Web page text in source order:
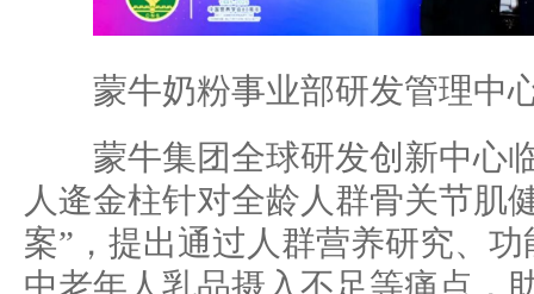
蒙牛奶粉事业部研发管理中
蒙牛集团全球研发创新中心
人逄金柱针对全龄人群骨关节肌
案”，提出通过人群营养研究、
中老年人乳品摄入不足等痛点，